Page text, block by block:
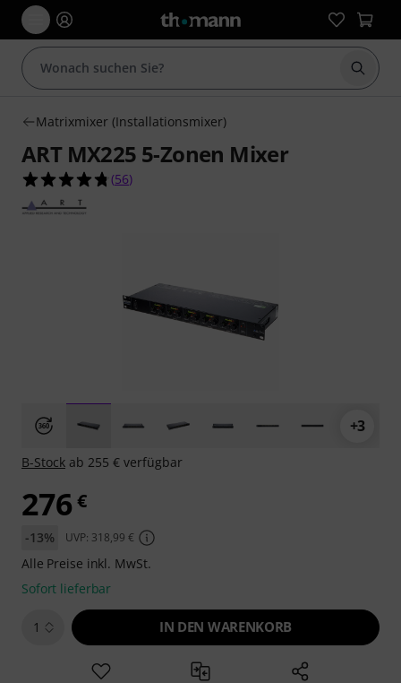
Suche
Matrixmixer (Installationsmixer)
ART MX225 5-Zonen Mixer
4.8 von 5 Sternen aus 56 Kundenbewertungen
(56)
+3
B-Stock ab 255 € verfügbar
276 €
-13% UVP: 318,99 €
Alle Preise inkl. MwSt.
Sofort lieferbar
1 IN DEN WARENKORB